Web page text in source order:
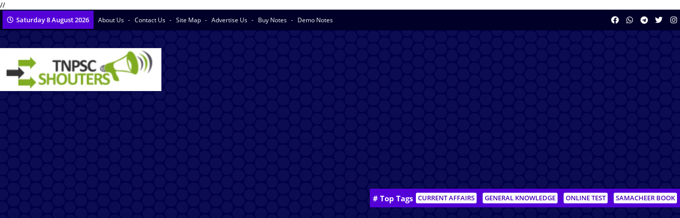
//
Saturday 8 August 2026 About Us Contact Us Site Map Advertise Us Buy Notes Demo Notes
# Top Tags CURRENT AFFAIRS GENERAL KNOWLEDGE ONLINE TEST SAMACHEER BOOK